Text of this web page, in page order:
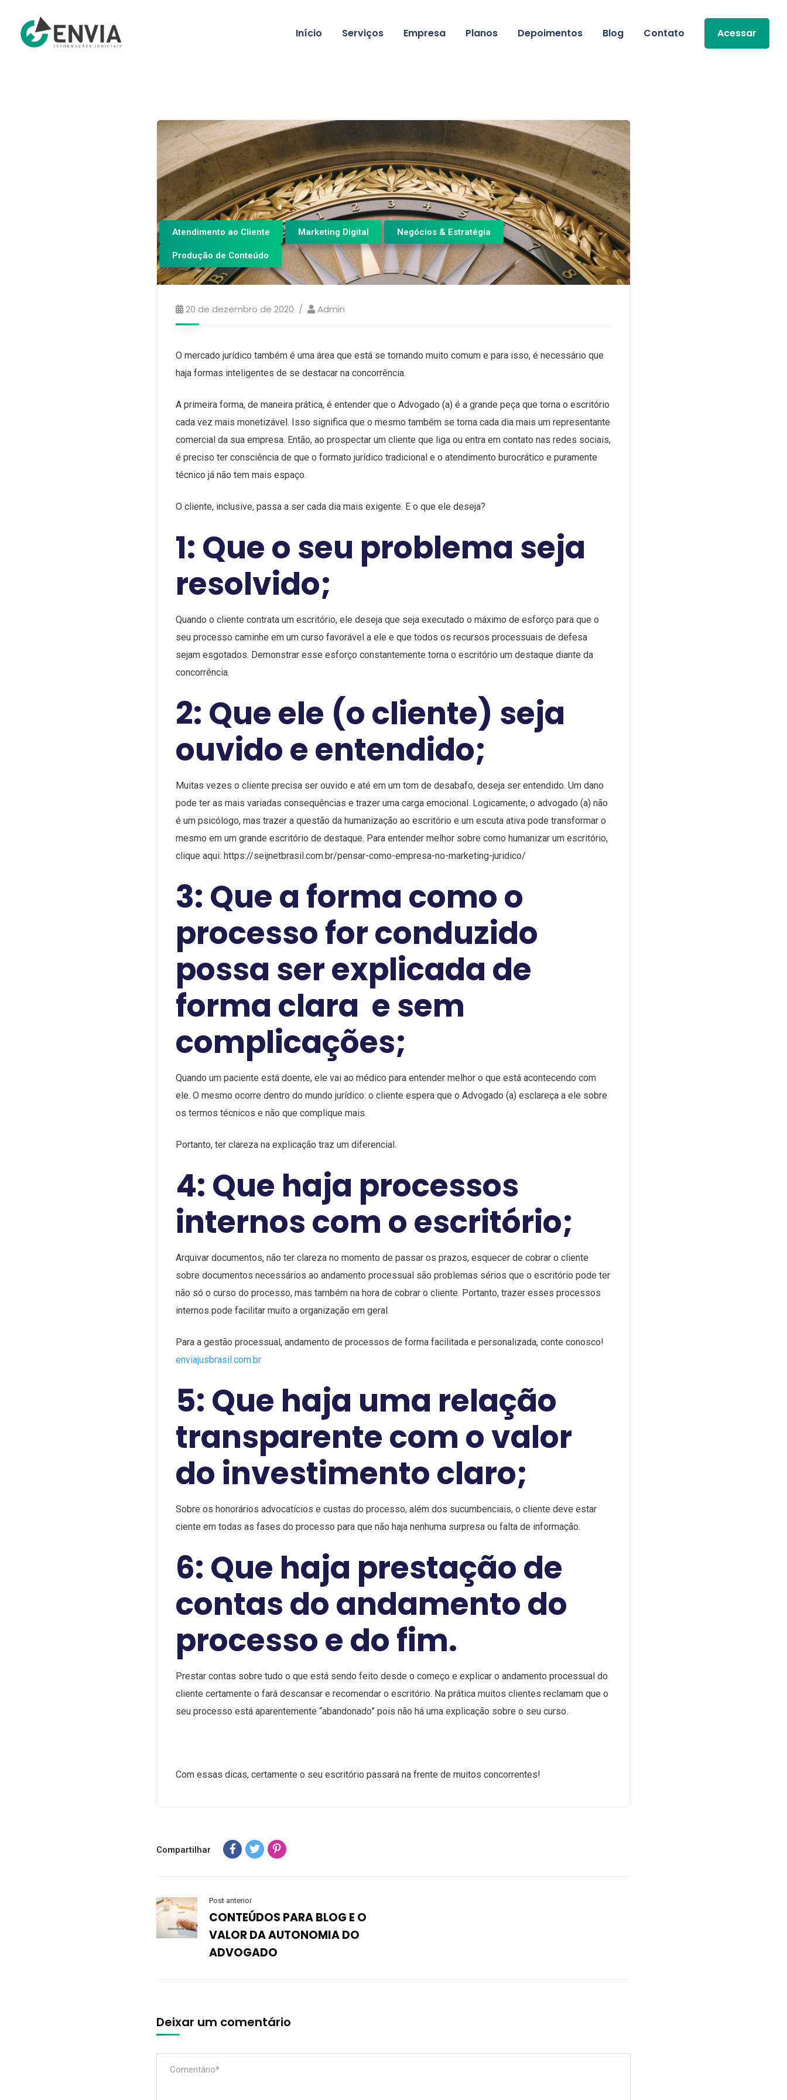
Início Serviços Empresa Planos Depoimentos Blog Contato Acessar
Atendimento ao Cliente Marketing Digital Negócios & Estratégia
Produção de Conteúdo
20 de dezembro de 2020 Admin
O mercado jurídico também é uma área que está se tornando muito comum e para isso, é necessário que
haja formas inteligentes de se destacar na concorrência.
A primeira forma, de maneira prática, é entender que o Advogado (a) é a grande peça que torna o escritório
cada vez mais monetizável. Isso significa que o mesmo também se torna cada dia mais um representante
comercial da sua empresa. Então, ao prospectar um cliente que liga ou entra em contato nas redes sociais,
é preciso ter consciência de que o formato jurídico tradicional e o atendimento burocrático e puramente
técnico já não tem mais espaço.
O cliente, inclusive, passa a ser cada dia mais exigente. E o que ele deseja?
1: Que o seu problema seja
resolvido;
Quando o cliente contrata um escritório, ele deseja que seja executado o máximo de esforço para que o
seu processo caminhe em um curso favorável a ele e que todos os recursos processuais de defesa
sejam esgotados. Demonstrar esse esforço constantemente torna o escritório um destaque diante da
concorrência.
2: Que ele (o cliente) seja
ouvido e entendido;
Muitas vezes o cliente precisa ser ouvido e até em um tom de desabafo, deseja ser entendido. Um dano
pode ter as mais variadas consequências e trazer uma carga emocional. Logicamente, o advogado (a) não
é um psicólogo, mas trazer a questão da humanização ao escritório e um escuta ativa pode transformar o
mesmo em um grande escritório de destaque. Para entender melhor sobre como humanizar um escritório,
clique aqui: https://seijnetbrasil.com.br/pensar-como-empresa-no-marketing-juridico/
3: Que a forma como o
processo for conduzido
possa ser explicada de
forma clara e sem
complicações;
Quando um paciente está doente, ele vai ao médico para entender melhor o que está acontecendo com
ele. O mesmo ocorre dentro do mundo jurídico: o cliente espera que o Advogado (a) esclareça a ele sobre
os termos técnicos e não que complique mais.
Portanto, ter clareza na explicação traz um diferencial.
4: Que haja processos
internos com o escritório;
Arquivar documentos, não ter clareza no momento de passar os prazos, esquecer de cobrar o cliente
sobre documentos necessários ao andamento processual são problemas sérios que o escritório pode ter
não só o curso do processo, mas também na hora de cobrar o cliente. Portanto, trazer esses processos
internos pode facilitar muito a organização em geral.
Para a gestão processual, andamento de processos de forma facilitada e personalizada, conte conosco!
enviajusbrasil.com.br
5: Que haja uma relação
transparente com o valor
do investimento claro;
Sobre os honorários advocatícios e custas do processo, além dos sucumbenciais, o cliente deve estar
ciente em todas as fases do processo para que não haja nenhuma surpresa ou falta de informação.
6: Que haja prestação de
contas do andamento do
processo e do fim.
Prestar contas sobre tudo o que está sendo feito desde o começo e explicar o andamento processual do
cliente certamente o fará descansar e recomendar o escritório. Na prática muitos clientes reclamam que o
seu processo está aparentemente “abandonado” pois não há uma explicação sobre o seu curso.
Com essas dicas, certamente o seu escritório passará na frente de muitos concorrentes!
Compartilhar
Post anterior
CONTEÚDOS PARA BLOG E O
VALOR DA AUTONOMIA DO
ADVOGADO
Deixar um comentário